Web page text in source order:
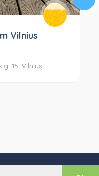
Vilnius
g. 15, Vilnius